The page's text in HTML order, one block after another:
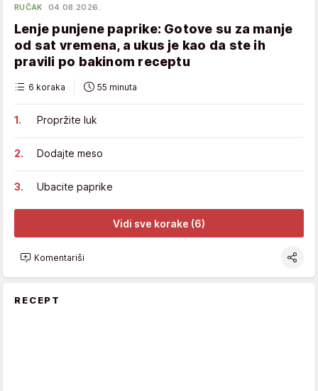
RUČAK 04.08.2026.
Lenje punjene paprike: Gotove su za manje
od sat vremena, a ukus je kao da ste ih
pravili po bakinom receptu
6 koraka 55 minuta
Propržite luk
Dodajte meso
Ubacite paprike
Vidi sve korake (6)
Komentariši
RECEPT